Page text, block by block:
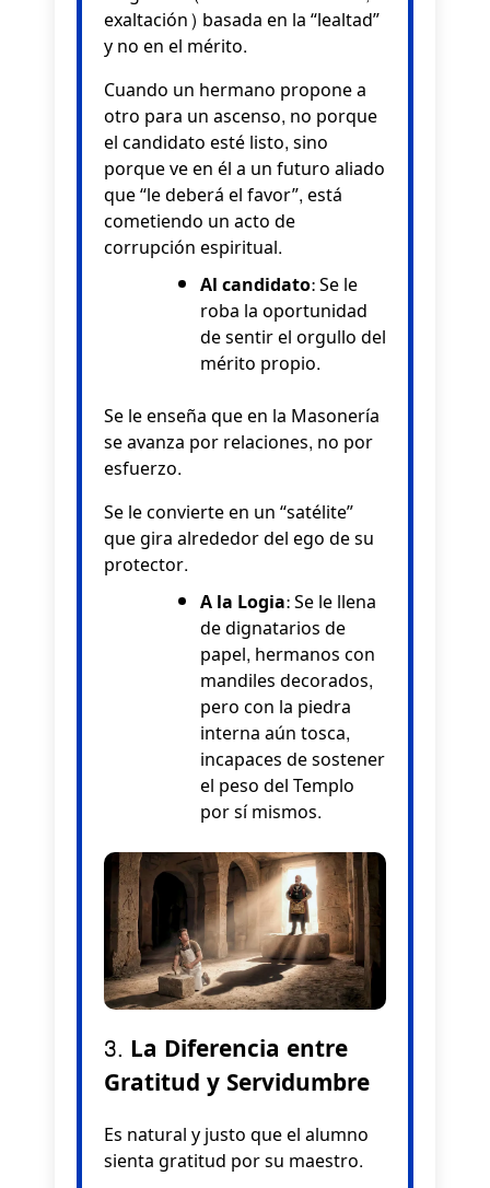
exaltación) basada en la “lealtad”
y no en el mérito.
Cuando un hermano propone a
otro para un ascenso, no porque
el candidato esté listo, sino
porque ve en él a un futuro aliado
que “le deberá el favor”, está
cometiendo un acto de
corrupción espiritual.
Al candidato:Se le
roba la oportunidad
de sentir el orgullo del
mérito propio.
Se le enseña que en la Masonería
se avanza por relaciones, no por
esfuerzo.
Se le convierte en un “satélite”
que gira alrededor del ego de su
protector.
A la Logia:Se le llena
de dignatarios de
papel, hermanos con
mandiles decorados,
pero con la piedra
interna aún tosca,
incapaces de sostener
el peso del Templo
por sí mismos.
3. La Diferencia entre
Gratitud y Servidumbre
Es natural y justo que el alumno
sienta gratitud por su maestro.